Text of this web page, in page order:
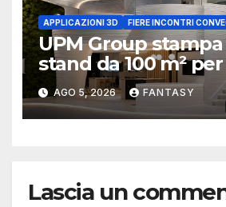
APPLICAZIONI 3D FIERE INCONTRI
UPM Group
stand da 100 m²
2026
AGO 5, 2026 FANTASY
Lascia un